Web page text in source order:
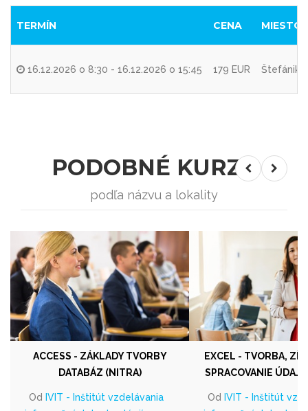
TERMÍN CENA MIESTO
16.12.2026 o 8:30 - 16.12.2026 o 15:45 179 EUR
PODOBNÉ KURZY
podľa názvu a lokality
ACCESS - ZÁKLADY TVORBY
DATABÁZ (NITRA)
Od IVIT - Inštitút vzdelávania
EXCEL - TVORBA,
SPRACOVANIE
Od IVIT - Inštitút